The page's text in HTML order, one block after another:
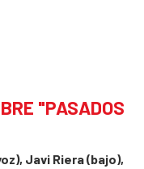
"PASADOS
Javi Riera (bajo),